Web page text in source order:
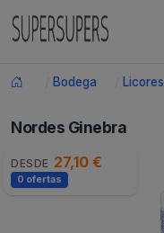
Bodega Licores
Nordes Ginebra
DESDE 27,10 €
0 ofertas